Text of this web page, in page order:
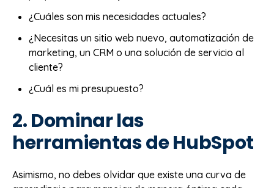
¿Cuáles son mis necesidades actuales?
¿Necesitas un sitio web nuevo, automatización de
marketing, un CRM o una solución de servicio al
cliente?
¿Cuál es mi presupuesto?
2. Dominar las
herramientas de HubSpot
Asimismo, no debes olvidar que existe una curva de